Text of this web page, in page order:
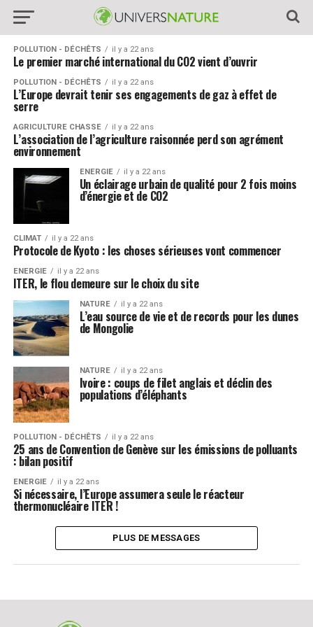
POLLUTION - DÉCHÊTS il y a 22 ans
Le premier marché international du CO2 vient d’ouvrir
POLLUTION - DÉCHÊTS il y a 22 ans
L’Europe devrait tenir ses engagements de gaz à effet de
serre
AGRICULTURE CHASSE il y a 22 ans
L’association de l’agriculture raisonnée perd son agrément
environnement
ENERGIE il y a 22 ans
Un éclairage urbain de qualité pour 2 fois moins
d’énergie et de CO2
CLIMAT il y a 22 ans
Protocole de Kyoto : les choses sérieuses vont commencer
ENERGIE il y a 22 ans
ITER, le flou demeure sur le choix du site
NATURE il y a 22 ans
L’eau source de vie et de records pour les dunes
de Mongolie
NATURE il y a 22 ans
Ivoire : coups de filet anglais et déclin des
populations d’éléphants
POLLUTION - DÉCHÊTS il y a 22 ans
25 ans de Convention de Genève sur les émissions de polluants
: bilan positif
ENERGIE il y a 22 ans
Si nécessaire, l’Europe assumera seule le réacteur
thermonucléaire ITER !
PLUS DE MESSAGES